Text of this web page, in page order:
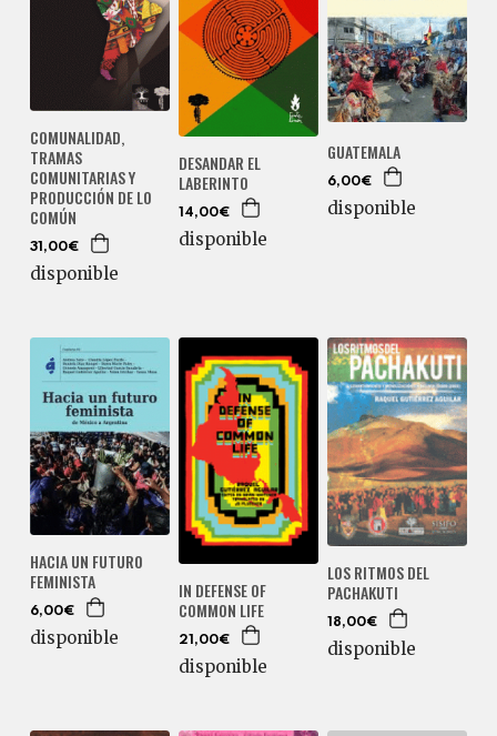
COMUNALIDAD,
TRAMAS
COMUNITARIAS Y
PRODUCCIÓN DE LO
COMÚN
31,00€
disponible
DESANDAR EL
LABERINTO
14,00€
disponible
GUATEMALA
6,00€
disponible
HACIA UN FUTURO
FEMINISTA
6,00€
disponible
IN DEFENSE OF
COMMON LIFE
21,00€
disponible
LOS RITMOS DEL
PACHAKUTI
18,00€
disponible